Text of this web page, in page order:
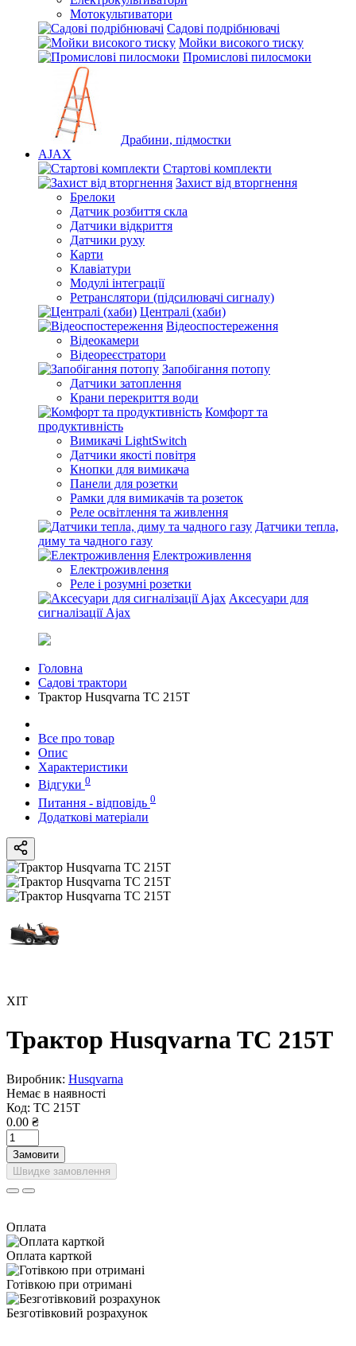
Мотокультиватори
Садові подрібнювачі
Мойки високого тиску
Промислові пилосмоки
Драбини, підмостки
AJAX
Стартові комплекти
Захист від вторгнення
Брелоки
Датчик розбиття скла
Датчики відкриття
Датчики руху
Карти
Клавіатури
Модулі інтеграції
Ретранслятори (підсилювачі сигналу)
Централі (хаби)
Відеоспостереження
Відеокамери
Відеореєстратори
Запобігання потопу
Датчики затоплення
Крани перекриття води
Комфорт та
продуктивність
Вимикачі LightSwitch
Датчики якості повітря
Кнопки для вимикача
Панели для розетки
Рамки для вимикачів та розеток
Реле освітлення та живлення
Датчики тепла,
диму та чадного газу
Електроживлення
Електроживлення
Реле і розумні розетки
Аксесуари для
сигналізації Ajax
Головна
Садові трактори
Трактор Husqvarna TС 215T
Все про товар
Опис
Характеристики
Відгуки 0
Питання - відповідь 0
Додаткові матеріали
ХІТ
Трактор Husqvarna TС 215T
Виробник: Husqvarna
Немає в наявності
Код: TС 215T
0.00 ₴
Замовити
Швидке замовлення
Оплата
Оплата карткой
Готівкою при отримані
Безготівковий розрахунок